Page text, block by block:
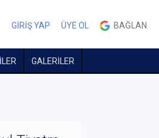
GİRİŞ YAP ÜYE OL BAĞLAN
GALERİLER